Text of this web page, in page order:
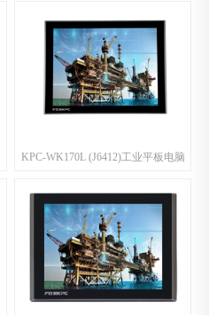
KPC-WK170L (J6412)工业平板电脑